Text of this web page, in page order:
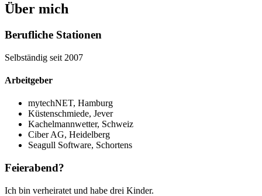
Über mich
Berufliche Stationen
Selbständig seit 2007
Arbeitgeber
mytechNET, Hamburg
Küstenschmiede, Jever
Kachelmannwetter, Schweiz
Ciber AG, Heidelberg
Seagull Software, Schortens
Feierabend?
Ich bin verheiratet und habe drei Kinder.